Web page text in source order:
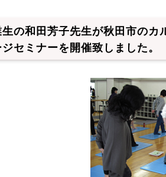
の和田芳子先生が秋田市のカ
セミナーを開催致しました。